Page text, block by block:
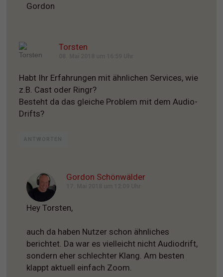
Gordon
Torsten
Habt Ihr Erfahrungen mit ähnlichen Services, wie
z.B. Cast oder Ringr?
Besteht da das gleiche Problem mit dem Audio-
Drifts?
ANTWORTEN
Gordon Schönwälder
Hey Torsten,
auch da haben Nutzer schon ähnliches
berichtet. Da war es vielleicht nicht Audiodrift,
sondern eher schlechter Klang. Am besten
klappt aktuell einfach Zoom.